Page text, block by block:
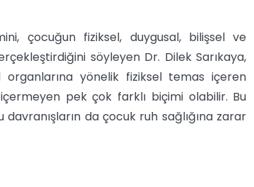
çocuğun fiziksel, duygusal, bilişsel ve
söyleyen Dr. Dilek Sarıkaya,
yönelik fiziksel temas içeren
pek çok farklı biçimi olabilir. Bu
da çocuk ruh sağlığına zarar